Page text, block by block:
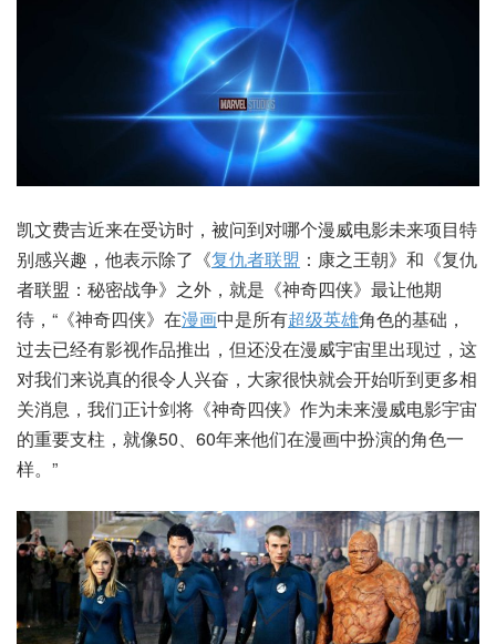
凯文费吉近来在受访时，被问到对哪个漫威电影未来项目特
别感兴趣，他表示除了《复仇者联盟 ：康之王朝》和《复仇
者联盟：秘密战争》之外，就是《神奇四侠》最让他期
待，“《神奇四侠》在漫画中是所有超级英雄角色的基础，
过去已经有影视作品推出，但还没在漫威宇宙里出现过，这
对我们来说真的很令人兴奋，大家很快就会开始听到更多相
关消息，我们正计剑将《神奇四侠》作为未来漫威电影宇宙
的重要支柱，就像50、60年来他们在漫画中扮演的角色一
样。”